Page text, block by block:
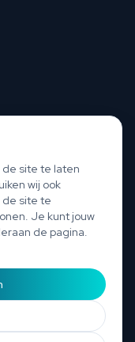
de site te laten
wij ook
de site te
Je kunt jouw
de pagina.
Friesland
Leeuwarden